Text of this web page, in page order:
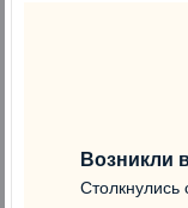
Возникли